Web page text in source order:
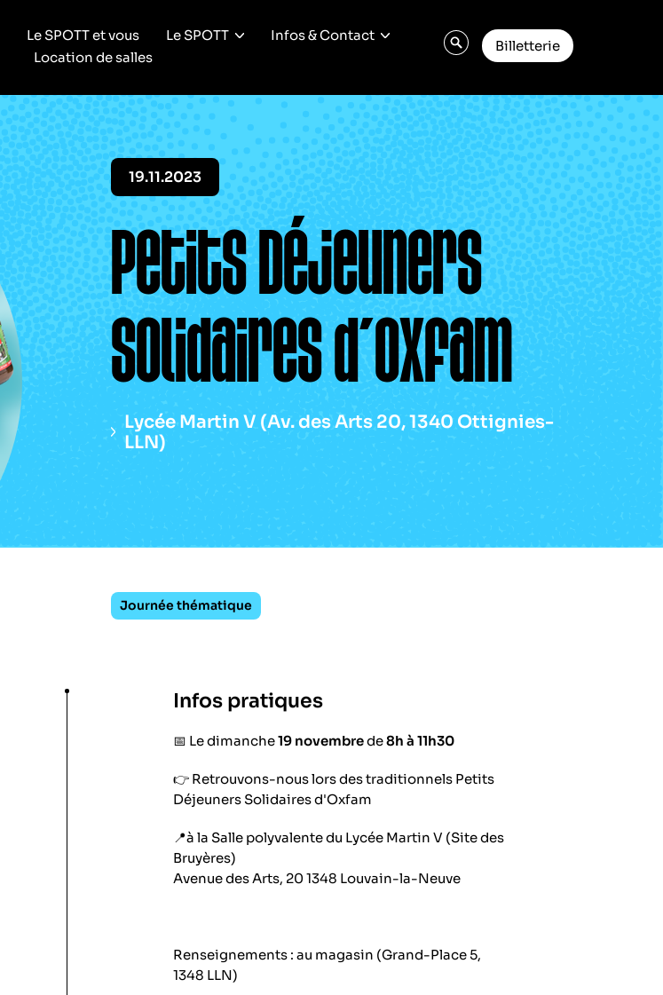
Le SPOTT et vous Le SPOTT
Infos & Contact
Location de salles
Billetterie
19.11.2023
Petits Déjeuners
Solidaires d’Oxfam
Lycée Martin V (Av. des Arts 20, 1340 Ottignies-
LLN)
Journée thématique
Infos pratiques
📅 Le dimanche19 novembrede8h à 11h30
👉 Retrouvons-nous lors des traditionnels Petits
Déjeuners Solidaires d'Oxfam
📍à la Salle polyvalente du Lycée Martin V (Site des
Bruyères)
Avenue des Arts, 20 1348 Louvain-la-Neuve
Renseignements : au magasin (Grand-Place 5,
1348 LLN)